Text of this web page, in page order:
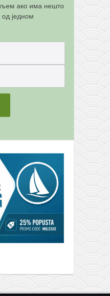
ако има нешто
једном